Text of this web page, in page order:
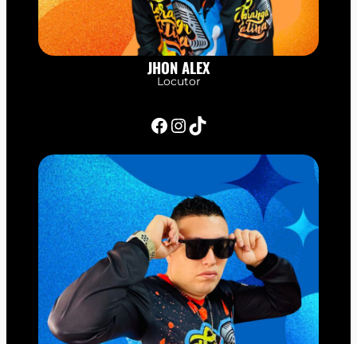
JHON ALEX
Locutor
Facebook InstagramTikTok